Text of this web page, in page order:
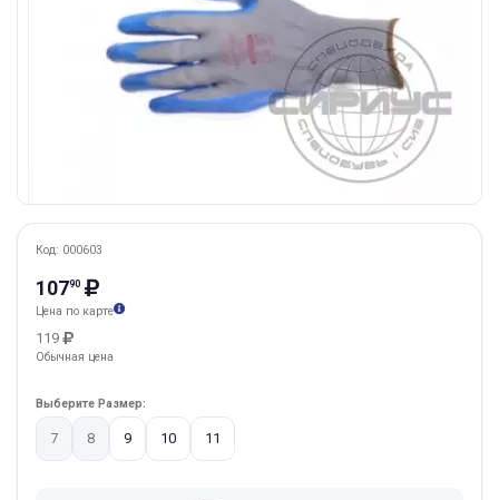
Код: 000603
10790
Цена по карте
119
Обычная цена
Выберите Размер:
7 8 9 10 11